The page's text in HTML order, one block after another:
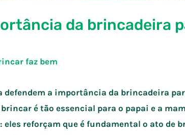
da brincadeira
faz bem
a importância da brincadeira
é tão essencial para o papai e a
eles reforçam que é fundamental o ato de